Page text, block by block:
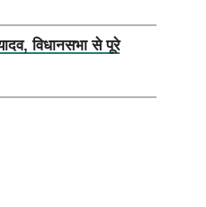
विधानसभा से पूरे